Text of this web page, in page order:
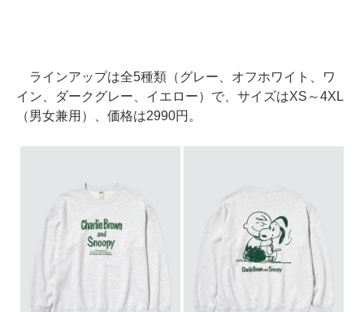
ラインアップは全5種類（グレー、オフホワイト、ワ
イン、ダークグレー、イエロー）で、サイズはXS～4XL
（男女兼用）、価格は2990円。